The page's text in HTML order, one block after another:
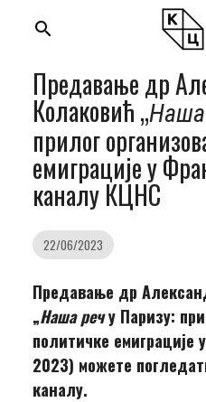
search
Предавање др
Колаковић „
прилог
емиграције у
каналу КЦНС
22/06/2023
Предавање др
„Наша речу Паризу:
политичке емиграције
2023) можете
каналу.